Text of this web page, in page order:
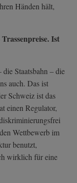
Händen hält,
Ist
Staatsbahn – die
auch. Das ist
Schweiz ist das
einen Regulator,
Wettbewerb im
benutzt,
wirklich für eine